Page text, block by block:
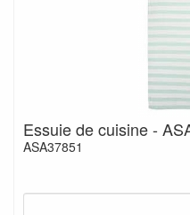
Essuie de cuisine -
ASA37851